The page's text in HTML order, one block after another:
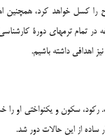
را كسل خواهد كرد، همچنين
تمام ترمهاي دورة‌
اهدافي داشته باشيم.
ركود، سكون و يكنواختي او
ساده از اين حالات دور شد.